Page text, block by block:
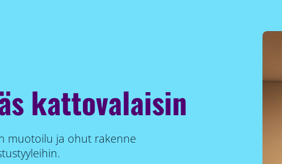
kattovalaisin
muotoilu ja ohut rakenne